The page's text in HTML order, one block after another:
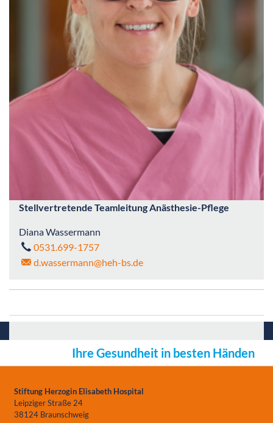
Stellvertretende Teamleitung Anästhesie-Pflege
Diana Wassermann
0531.699-1757
d.wassermann@heh-bs.de
Ihre Gesundheit in besten Händen
Stiftung Herzogin Elisabeth Hospital
Leipziger Straße 24
38124 Braunschweig